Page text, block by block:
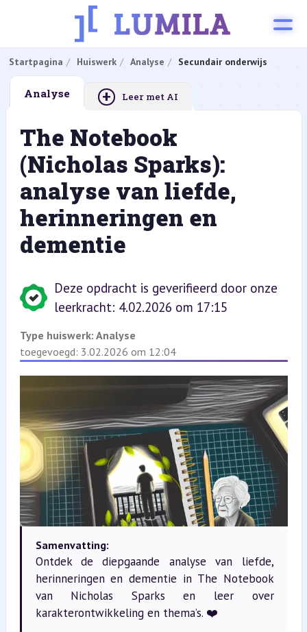
Startpagina Huiswerk Analyse Secundair onderwijs
Analyse + Leer met AI
The Notebook
(Nicholas Sparks):
analyse van liefde,
herinneringen en
dementie
Deze opdracht is geverifieerd door onze
leerkracht: 4.02.2026 om 17:15
Type huiswerk: Analyse
toegevoegd: 3.02.2026 om 12:04
Samenvatting:
Ontdek de diepgaande analyse van liefde,
herinneringen en dementie in The Notebook
van Nicholas Sparks en leer over
karakterontwikkeling en thema’s. ❤️